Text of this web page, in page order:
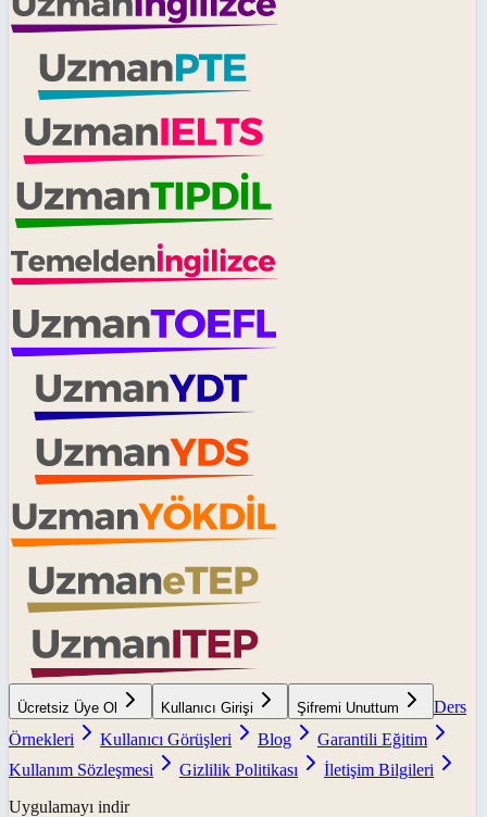
Ücretsiz Üye Ol Kullanıcı Girişi Şifremi Unuttum
Ders
Örnekleri
Kullanıcı Görüşleri Blog
Garantili Eğitim
Kullanım Sözleşmesi
Gizlilik Politikası
İletişim Bilgileri
Uygulamayı indir